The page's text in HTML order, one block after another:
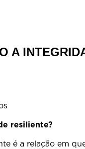
A
resiliente?
é a relação em